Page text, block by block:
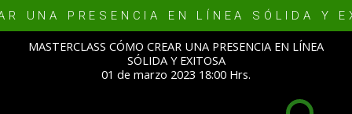
UNA PRESENCIA EN LÍNEA SÓLIDA Y
MASTERCLASS CÓMO CREAR UNA PRESENCIA EN LÍNEA
SÓLIDA Y EXITOSA
01 de marzo 2023 18:00 Hrs.